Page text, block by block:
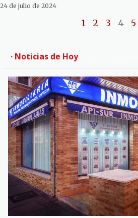
24 de julio de 2024
1 2 3 4 5
· Noticias de Hoy